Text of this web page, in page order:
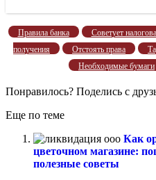
Правила банка Советует налогова
получения
Отстоять права
Необходимые бумаги
Понравилось? Поделись с
Еще по теме
Как
цветочном магазине:
полезные советы